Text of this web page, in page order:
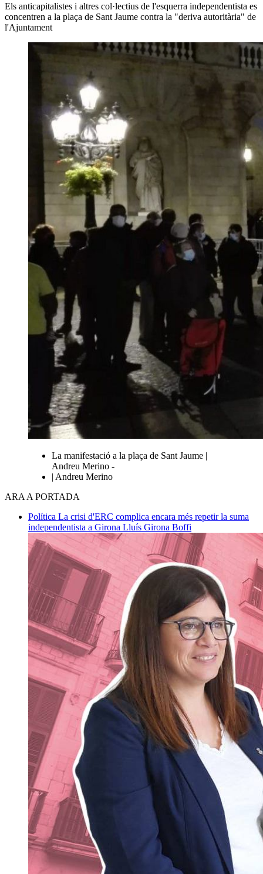
Els anticapitalistes i altres col·lectius de l'esquerra independentista es
concentren a la plaça de Sant Jaume contra la "deriva autoritària" de
l'Ajuntament
La manifestació a la plaça de Sant Jaume |
Andreu Merino -
| Andreu Merino
ARA A PORTADA
Política La crisi d'ERC complica encara més repetir la suma
independentista a Girona Lluís Girona Boffi